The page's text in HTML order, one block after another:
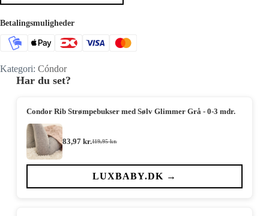
Betalingsmuligheder
Kategori: Cóndor
Har du set?
Condor Rib Strømpebukser med Sølv Glimmer Grå - 0-3 mdr.
119,95kr.
Den
pris
var:
83,97 kr.Den
pris
er:
LUXBABY.DK →